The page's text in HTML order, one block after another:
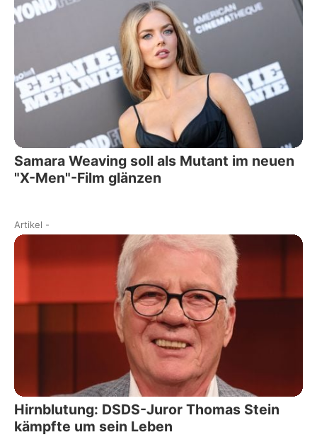
Samara Weaving soll als Mutant im neuen
"X-Men"-Film glänzen
Artikel -
Hirnblutung: DSDS-Juror Thomas Stein
kämpfte um sein Leben